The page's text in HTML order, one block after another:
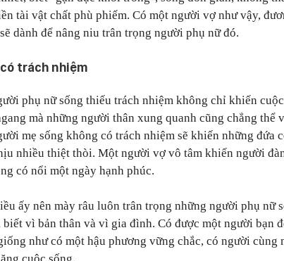
tài vật chất phù phiếm. Có một người vợ như vậy,
dành để nâng niu trân trọng người phụ nữ đó.
trách nhiệm
phụ nữ sống thiếu trách nhiệm không chỉ khiến
mà những người thân xung quanh cũng chẳng thể
mẹ sống không có trách nhiệm sẽ khiến những đứa
nhiều thiệt thòi. Một người vợ vô tâm khiến người
có nổi một ngày hạnh phúc.
ấy nên mày râu luôn trân trọng những người phụ nữ
biết vì bản thân và vì gia đình. Có được một người bạn
như có một hậu phương vững chắc, có người cùng